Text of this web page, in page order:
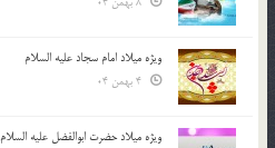
ویژه میلاد امام سجاد علیه السلام
ویژه میلاد حضرت ابوالفضل علیه السلام